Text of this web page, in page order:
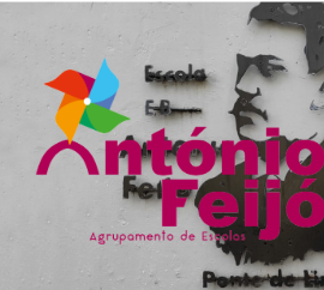
Pular
para
conteúdo